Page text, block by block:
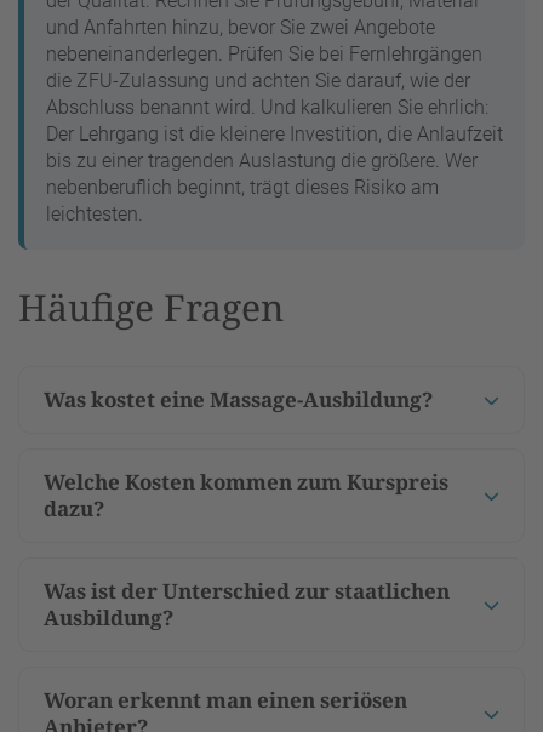
und Anfahrten hinzu, bevor Sie zwei Angebote
nebeneinanderlegen. Prüfen Sie bei Fernlehrgängen
die ZFU-Zulassung und achten Sie darauf, wie der
Abschluss benannt wird. Und kalkulieren Sie ehrlich:
Der Lehrgang ist die kleinere Investition, die Anlaufzeit
bis zu einer tragenden Auslastung die größere. Wer
nebenberuflich beginnt, trägt dieses Risiko am
leichtesten.
Häufige Fragen
Was kostet eine Massage-Ausbildung?
Welche Kosten kommen zum Kurspreis
dazu?
Was ist der Unterschied zur staatlichen
Ausbildung?
Woran erkennt man einen seriösen
Anbieter?